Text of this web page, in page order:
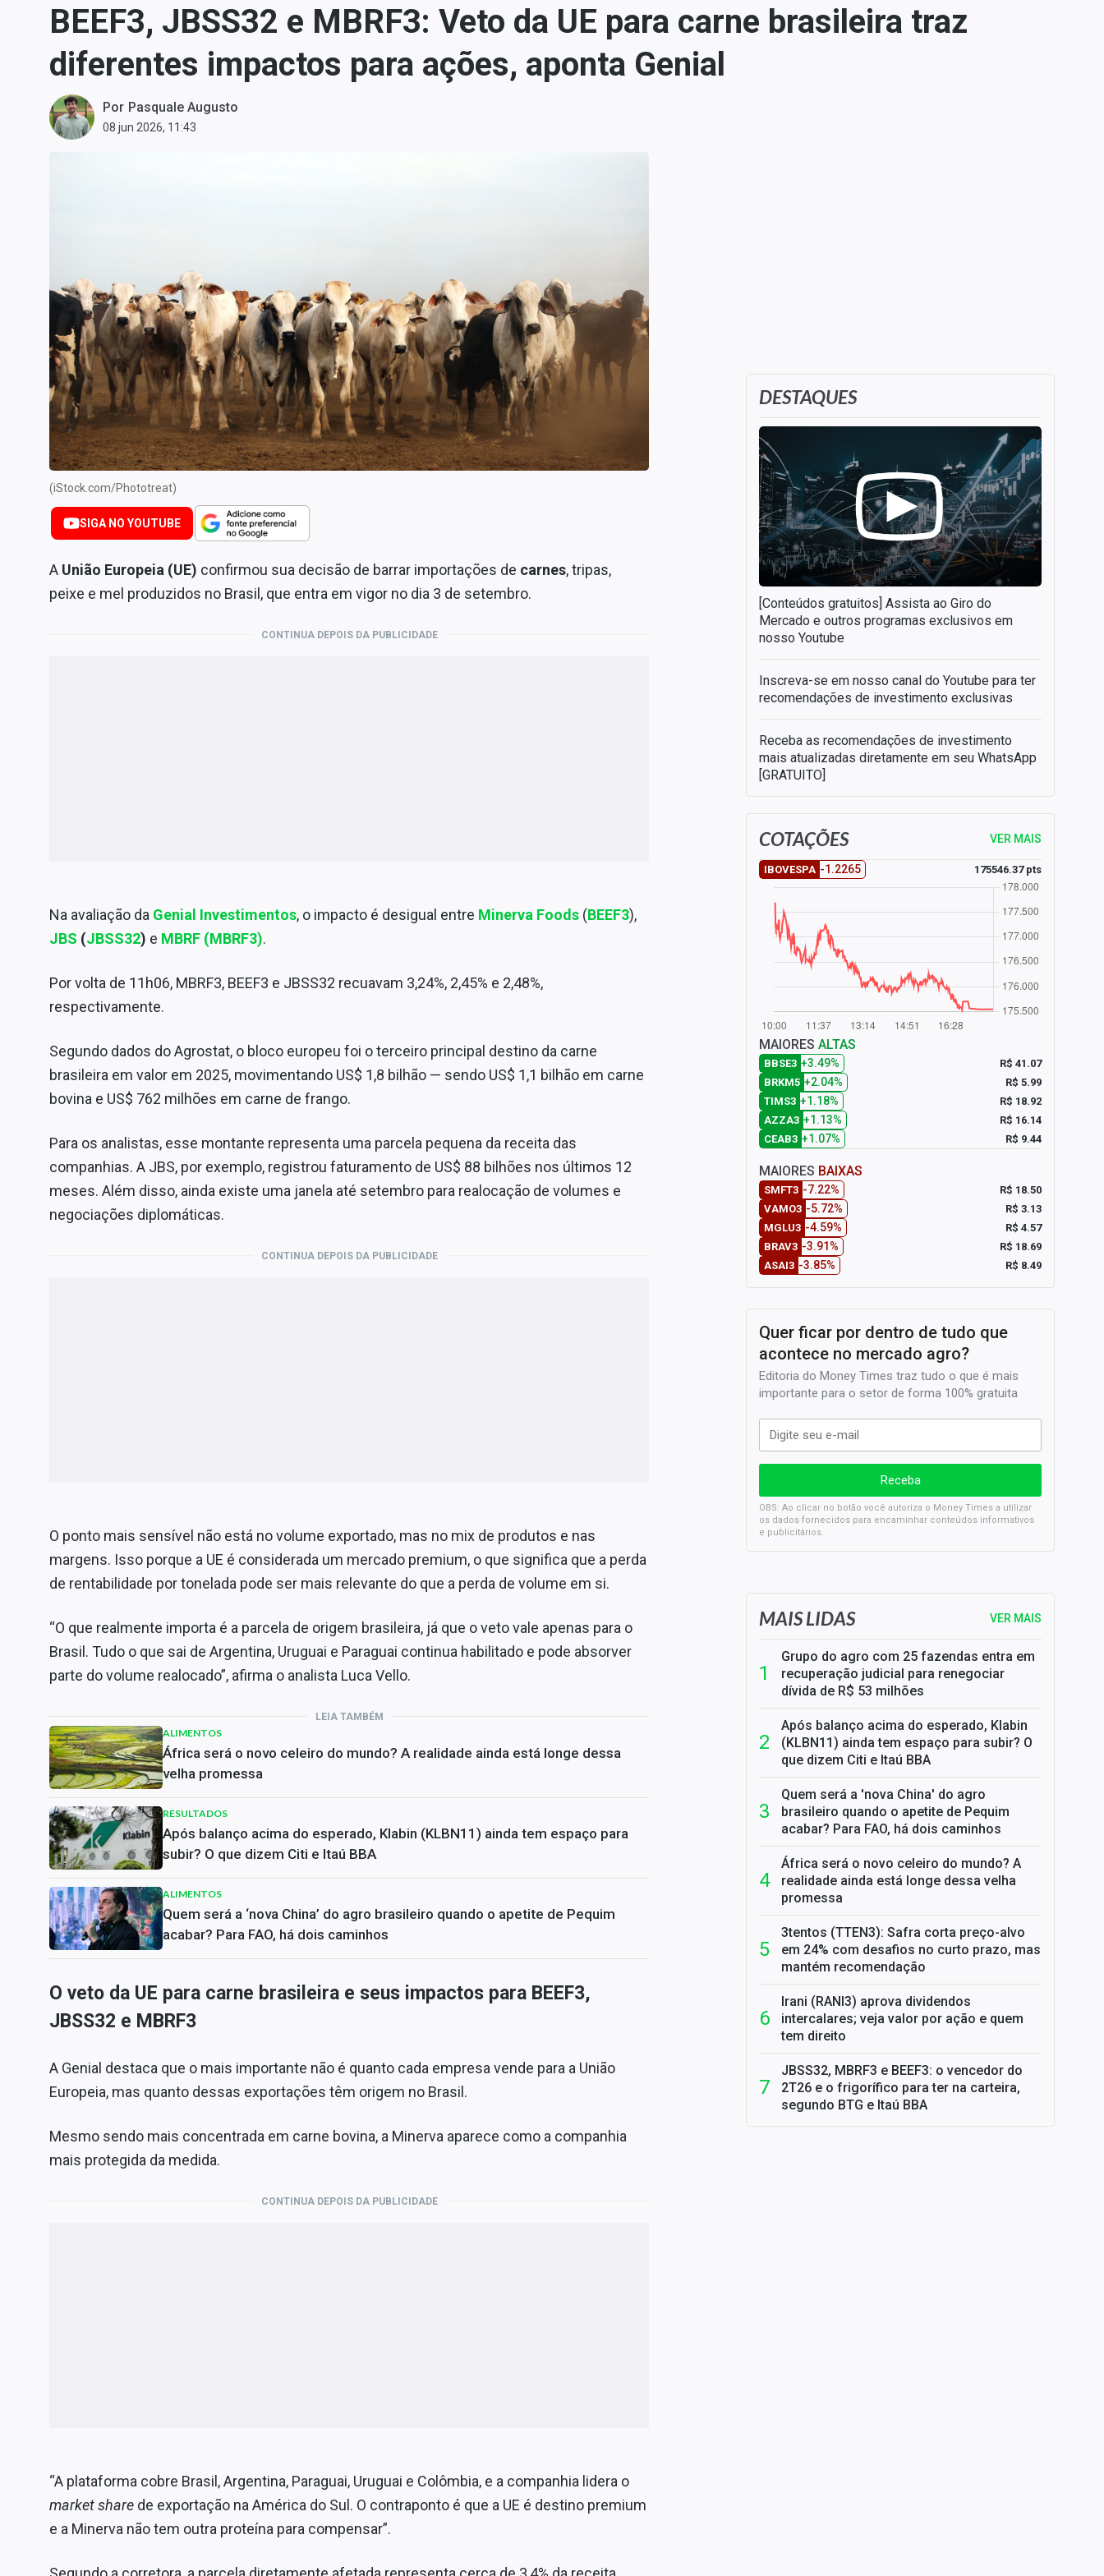
Carteiras Recomendadas
Central de Fundos
Central dos IPOs
Renda Fixa
Política
Especiais
Internacional
Marketing
Tecnologia
Conteúdo de Marca
Sobre
Expediente
BEEF3, JBSS32 e MBRF3: Veto da UE para carne brasileira traz
diferentes impactos para ações, aponta Genial
Por Pasquale Augusto
08 jun 2026, 11:43
(iStock.com/Phototreat)
SIGA NO YOUTUBE
A União Europeia (UE) confirmou sua decisão de barrar importações de carnes, tripas,
peixe e mel produzidos no Brasil, que entra em vigor no dia 3 de setembro.
CONTINUA DEPOIS DA PUBLICIDADE
Na avaliação da Genial Investimentos, o impacto é desigual entre Minerva Foods (BEEF3),
JBS (JBSS32) e MBRF (MBRF3).
Por volta de 11h06, MBRF3, BEEF3 e JBSS32 recuavam 3,24%, 2,45% e 2,48%,
respectivamente.
Segundo dados do Agrostat, o bloco europeu foi o terceiro principal destino da carne
brasileira em valor em 2025, movimentando US$ 1,8 bilhão — sendo US$ 1,1 bilhão em carne
bovina e US$ 762 milhões em carne de frango.
Para os analistas, esse montante representa uma parcela pequena da receita das
companhias. A JBS, por exemplo, registrou faturamento de US$ 88 bilhões nos últimos 12
meses. Além disso, ainda existe uma janela até setembro para realocação de volumes e
negociações diplomáticas.
CONTINUA DEPOIS DA PUBLICIDADE
O ponto mais sensível não está no volume exportado, mas no mix de produtos e nas
margens. Isso porque a UE é considerada um mercado premium, o que significa que a perda
de rentabilidade por tonelada pode ser mais relevante do que a perda de volume em si.
“O que realmente importa é a parcela de origem brasileira, já que o veto vale apenas para o
Brasil. Tudo o que sai de Argentina, Uruguai e Paraguai continua habilitado e pode absorver
parte do volume realocado”, afirma o analista Luca Vello.
LEIA TAMBÉM
ALIMENTOS
África será o novo celeiro do mundo? A realidade ainda está longe dessa
velha promessa
RESULTADOS
Após balanço acima do esperado, Klabin (KLBN11) ainda tem espaço para
subir? O que dizem Citi e Itaú BBA
ALIMENTOS
Quem será a ‘nova China’ do agro brasileiro quando o apetite de Pequim
acabar? Para FAO, há dois caminhos
O veto da UE para carne brasileira e seus impactos para BEEF3,
JBSS32 e MBRF3
A Genial destaca que o mais importante não é quanto cada empresa vende para a União
Europeia, mas quanto dessas exportações têm origem no Brasil.
Mesmo sendo mais concentrada em carne bovina, a Minerva aparece como a companhia
mais protegida da medida.
CONTINUA DEPOIS DA PUBLICIDADE
“A plataforma cobre Brasil, Argentina, Paraguai, Uruguai e Colômbia, e a companhia lidera o
market share de exportação na América do Sul. O contraponto é que a UE é destino premium
e a Minerva não tem outra proteína para compensar”.
DESTAQUES
[Conteúdos gratuitos] Assista ao Giro do
Mercado e outros programas exclusivos em
nosso Youtube
Inscreva-se em nosso canal do Youtube para ter
recomendações de investimento exclusivas
Receba as recomendações de investimento
mais atualizadas diretamente em seu WhatsApp
[GRATUITO]
COTAÇÕES VER MAIS
IBOVESPA -1.2265 175546.37 pts
MAIORES ALTAS
BBSE3 +3.49%
R$ 41.07
BRKM5 +2.04%
R$ 5.99
TIMS3 +1.18%
R$ 18.92
AZZA3 +1.13%
R$ 16.14
CEAB3 +1.07% R$ 9.44
MAIORES BAIXAS
SMFT3 -7.22%
R$ 18.50
VAMO3 -5.72%
R$ 3.13
MGLU3 -4.59%
R$ 4.57
BRAV3 -3.91%
R$ 18.69
ASAI3 -3.85% R$ 8.49
Quer ficar por dentro de tudo que
acontece no mercado agro?
Editoria do Money Times traz tudo o que é mais
importante para o setor de forma 100% gratuita
OBS: Ao clicar no botão você autoriza o Money Times a utilizar
os dados fornecidos para encaminhar conteúdos informativos
e publicitários.
SELIC em 14%: A repercussão da decisão sobre os JUROS
MAIS LIDAS VER MAIS
Grupo do agro com 25 fazendas entra em
recuperação judicial para renegociar
dívida de R$ 53 milhões
Após balanço acima do esperado, Klabin
(KLBN11) ainda tem espaço para subir? O
que dizem Citi e Itaú BBA
Quem será a 'nova China' do agro
brasileiro quando o apetite de Pequim
acabar? Para FAO, há dois caminhos
África será o novo celeiro do mundo? A
realidade ainda está longe dessa velha
promessa
3tentos (TTEN3): Safra corta preço-alvo
em 24% com desafios no curto prazo, mas
mantém recomendação
Irani (RANI3) aprova dividendos
intercalares; veja valor por ação e quem
tem direito
JBSS32, MBRF3 e BEEF3: o vencedor do
2T26 e o frigorífico para ter na carteira,
segundo BTG e Itaú BBA